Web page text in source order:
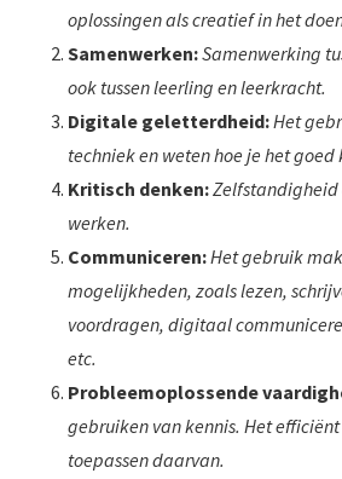
oplossingen als creatief in het
Samenwerken:Samenwerking
ook tussen leerling en leerkracht.
Digitale geletterdheid:Het
techniek en weten hoe je het goed
Kritisch denken:
werken.
Communiceren:Het gebruik
mogelijkheden, zoals lezen,
voordragen, digitaal
etc.
Probleemoplossende
gebruiken van kennis. Het
toepassen daarvan.